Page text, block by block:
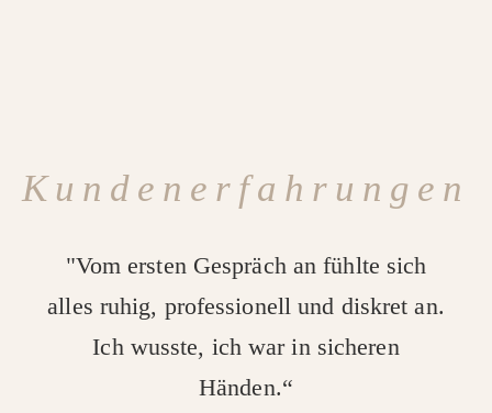
Kundenerfahrungen
"Vom ersten Gespräch an fühlte sich
alles ruhig, professionell und diskret an.
Ich wusste, ich war in sicheren
Händen.“